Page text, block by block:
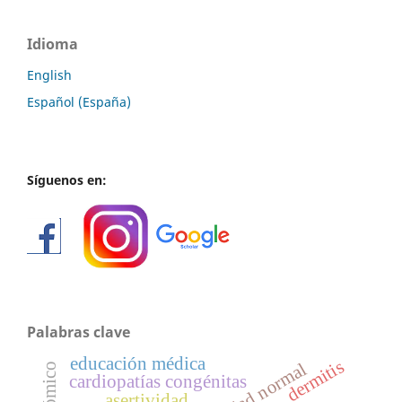
Idioma
English
Español (España)
Síguenos en:
Palabras clave
cardiopatías congénitas
educación médica dermitis